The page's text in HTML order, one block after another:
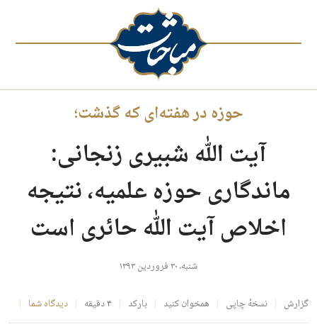
حوزه در هفته‌ای که گذشت؛
آیت الله شبیری زنجانی:
ماندگاری حوزه علمیه، نتیجه
اخلاص آیت الله حائری است
شنبه، ۳۰ فروردین ۱۳۹۳
گزارش نسخهٔ چاپی همخوان کنید بارکد ۴ دقیقه دیدگاه شما